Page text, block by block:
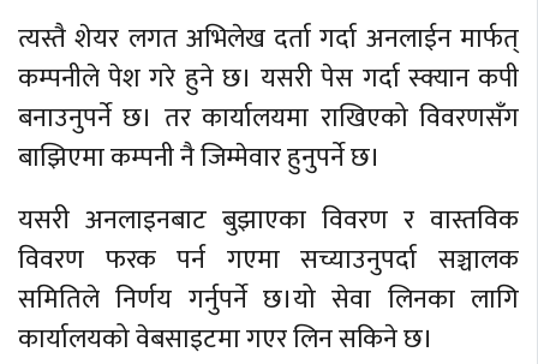
त्यस्तै शेयर लगत अभिलेख दर्ता गर्दा अनलाईन मार्फत्
कम्पनीले पेश गरे हुने छ। यसरी पेस गर्दा स्क्यान कपी
बनाउनुपर्ने छ। तर कार्यालयमा राखिएको विवरणसँग
बाझिएमा कम्पनी नै जिम्मेवार हुनुपर्ने छ।
यसरी अनलाइनबाट बुझाएका विवरण र वास्तविक
विवरण फरक पर्न गएमा सच्याउनुपर्दा सञ्चालक
समितिले निर्णय गर्नुपर्ने छ।यो सेवा लिनका लागि
कार्यालयको वेबसाइटमा गएर लिन सकिने छ।